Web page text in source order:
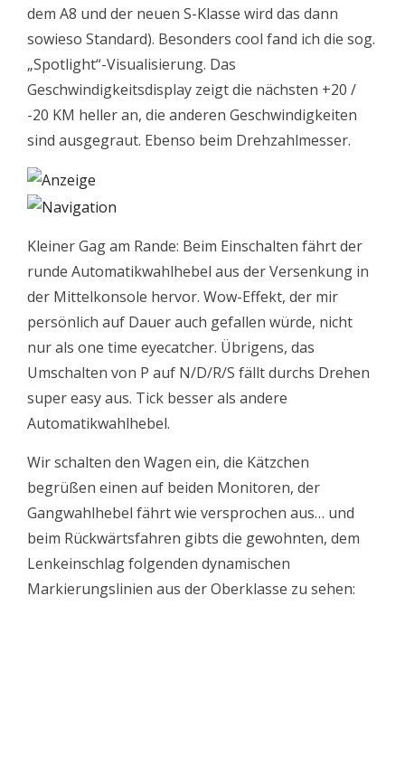
dem A8 und der neuen S-Klasse wird das dann
sowieso Standard). Besonders cool fand ich die sog.
„Spotlight“-Visualisierung. Das
Geschwindigkeitsdisplay zeigt die nächsten +20 /
-20 KM heller an, die anderen Geschwindigkeiten
sind ausgegraut. Ebenso beim Drehzahlmesser.
Kleiner Gag am Rande: Beim Einschalten fährt der
runde Automatikwahlhebel aus der Versenkung in
der Mittelkonsole hervor. Wow-Effekt, der mir
persönlich auf Dauer auch gefallen würde, nicht
nur als one time eyecatcher. Übrigens, das
Umschalten von P auf N/D/R/S fällt durchs Drehen
super easy aus. Tick besser als andere
Automatikwahlhebel.
Wir schalten den Wagen ein, die Kätzchen
begrüßen einen auf beiden Monitoren, der
Gangwahlhebel fährt wie versprochen aus… und
beim Rückwärtsfahren gibts die gewohnten, dem
Lenkeinschlag folgenden dynamischen
Markierungslinien aus der Oberklasse zu sehen: